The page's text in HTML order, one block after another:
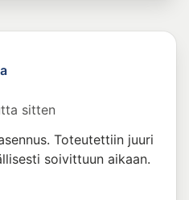
sitten
Toteutettiin juuri
soivittuun aikaan.